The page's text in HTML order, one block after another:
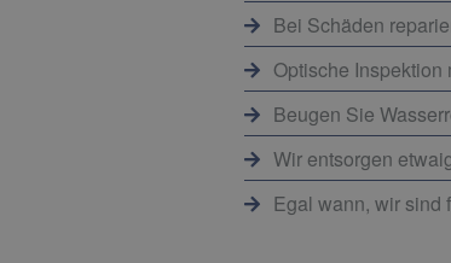
Bei Schäden
Optische
Beugen Sie
Wir entsorgen
Egal wann, wir sind